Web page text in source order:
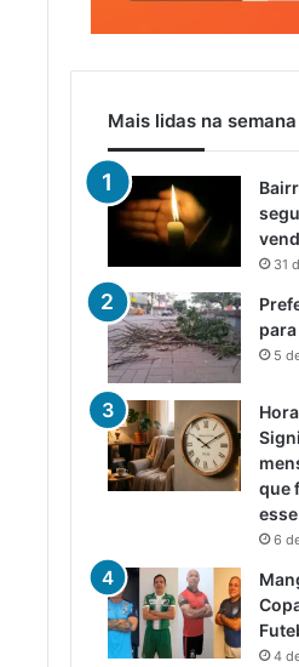
Mais lidas na semana
31
5
que
6
4